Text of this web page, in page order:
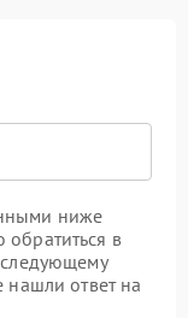
ниже
в
нашли ответ на